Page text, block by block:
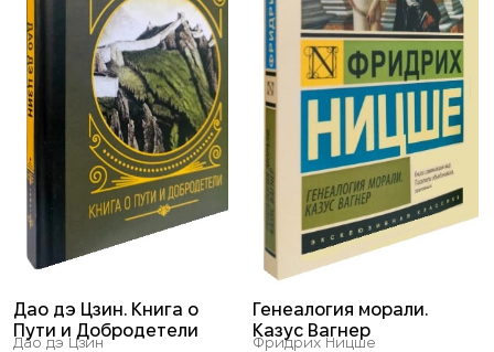
Дао дэ Цзин. Книга о
Пути и Добродетели
Дао дэ Цзин
Генеалогия морали.
Казус Вагнер
Фридрих Ницше